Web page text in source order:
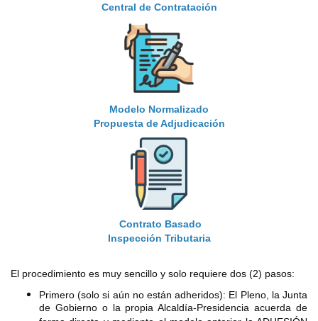
Central de Contratación
Modelo Normalizado
Propuesta de Adjudicación
Contrato Basado
Inspección Tributaria
El procedimiento es muy sencillo y solo requiere dos (2) pasos:
Primero (solo si aún no están adheridos): El Pleno, la Junta
de Gobierno o la propia Alcaldía-Presidencia acuerda de